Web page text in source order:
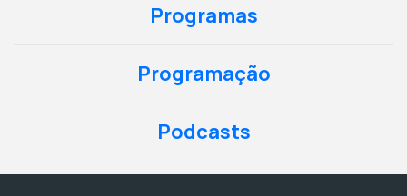
Programas
Programação
Podcasts